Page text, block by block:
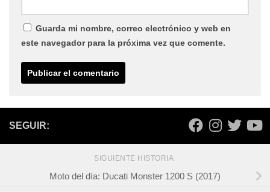
Guarda mi nombre, correo electrónico y web en
este navegador para la próxima vez que comente.
SEGUIR:
SIGUIENTE HISTORIA
Moto del día: Ducati Monster 1200 S (2017)